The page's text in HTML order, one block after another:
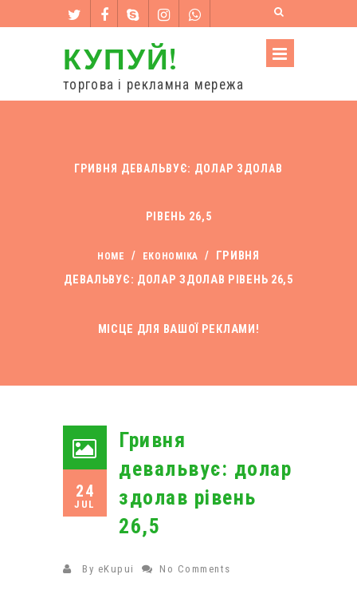
КУПУЙ!
торгова і рекламна мережа
ГРИВНЯ ДЕВАЛЬВУЄ: ДОЛАР ЗДОЛАВ
РІВЕНЬ 26,5
HOME / ЕКОНОМІКА /
ГРИВНЯ
ДЕВАЛЬВУЄ: ДОЛАР ЗДОЛАВ РІВЕНЬ 26,5
МІСЦЕ ДЛЯ ВАШОЇ РЕКЛАМИ!
24
JUL
Гривня
девальвує: долар
здолав рівень
26,5
By eKupui No Comments